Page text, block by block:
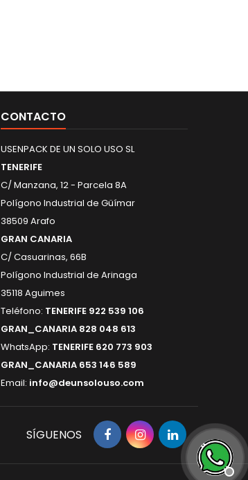
CONTACTO
USENPACK DE UN SOLO USO SL
TENERIFE
C/ Manzana, 12 - Parcela 8A
Polígono Industrial de Güímar
38509 Arafo
GRAN CANARIA
C/ Casuarinas, 66B
Polígono Industrial de Arinaga
35118 Aguimes
Teléfono: TENERIFE 922 539 106
GRAN_CANARIA 828 048 613
WhatsApp: TENERIFE 620 773 903
GRAN_CANARIA 653 146 589
Email: info@deunsolouso.com
SÍGUENOS